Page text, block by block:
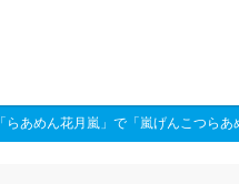
「らあめん花月嵐」で「嵐げんこつら